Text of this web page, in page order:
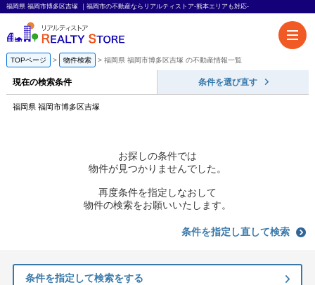
福岡県 福岡市博多区吉塚 ｜福岡市の不動産ならリアルティストア-熊本エリアも対応-
TOPページ 物件検索 福岡県 福岡市博多区吉塚 の不動産情報一覧
現在の検索条件 条件を選び直す
福岡県 福岡市博多区吉塚
お探しの条件では
物件が見つかりませんでした。
再度条件を指定しなおして
物件の検索をお願いいたします。
条件を指定し直して検索
条件を指定して検索をする